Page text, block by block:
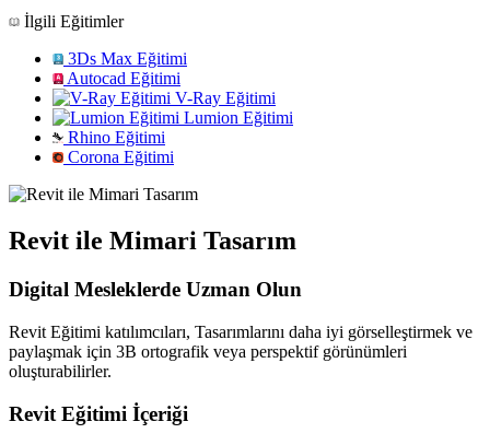
İlgili Eğitimler
3Ds Max Eğitimi
Autocad Eğitimi
V-Ray Eğitimi
Lumion Eğitimi
Rhino Eğitimi
Corona Eğitimi
Revit ile Mimari Tasarım
Digital Mesleklerde Uzman Olun
Revit Eğitimi katılımcıları, Tasarımlarını daha iyi görselleştirmek ve
paylaşmak için 3B ortografik veya perspektif görünümleri
oluşturabilirler.
Revit Eğitimi İçeriği